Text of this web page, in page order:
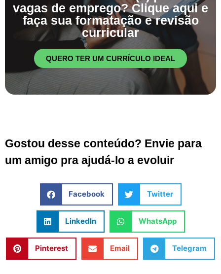
vagas de emprego? Clique aqui e
faça sua formatação e revisão
curricular
QUERO TER UM CURRÍCULO IDEAL
Gostou desse conteúdo? Envie para
um amigo pra ajudá-lo a evoluir
Facebook Twitter
LinkedIn WhatsApp
Pinterest Email Telegram